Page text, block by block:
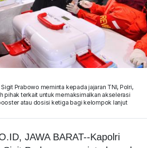
Prabowo meminta kepada jajaran TNI, Polri,
pihak terkait untuk memaksimalkan akselerasi
atau dosisi ketiga bagi kelompok lanjut
JAWA BARAT--Kapolri